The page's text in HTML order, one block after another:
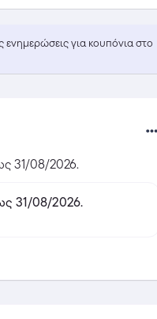
ενημερώσεις για κουπόνια στο
31/08/2026.
έως 31/08/2026.